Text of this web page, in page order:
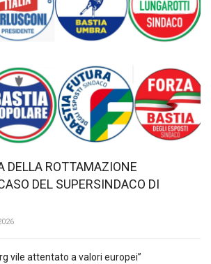
DELLA ROTTAMAZIONE
DEL SUPERSINDACO DI
vile attentato a valori europei”